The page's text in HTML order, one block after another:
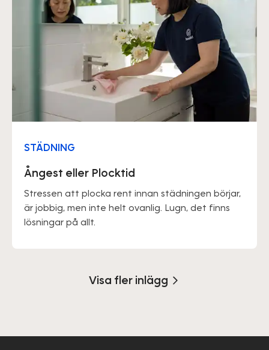
STÄDNING
Ångest eller Plocktid
Stressen att plocka rent innan städningen börjar,
är jobbig, men inte helt ovanlig. Lugn, det finns
lösningar på allt.
Visa fler inlägg